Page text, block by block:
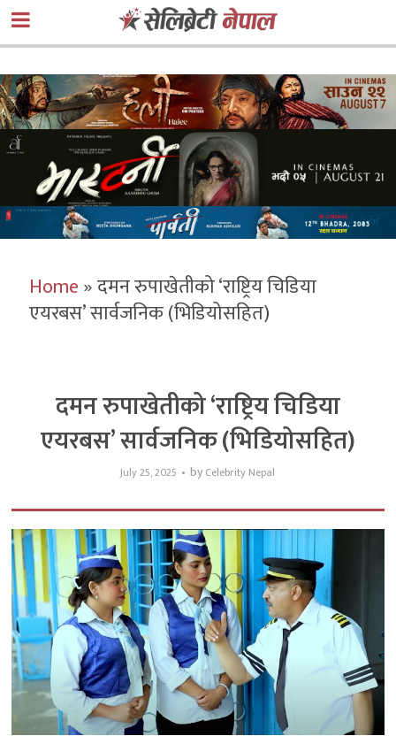
Home»दमन रुपाखेतीको ‘राष्ट्रिय चिडिया
एयरबस’ सार्वजनिक (भिडियोसहित)
दमन रुपाखेतीको ‘राष्ट्रिय चिडिया
एयरबस’ सार्वजनिक (भिडियोसहित)
July 25, 2025 by Celebrity Nepal